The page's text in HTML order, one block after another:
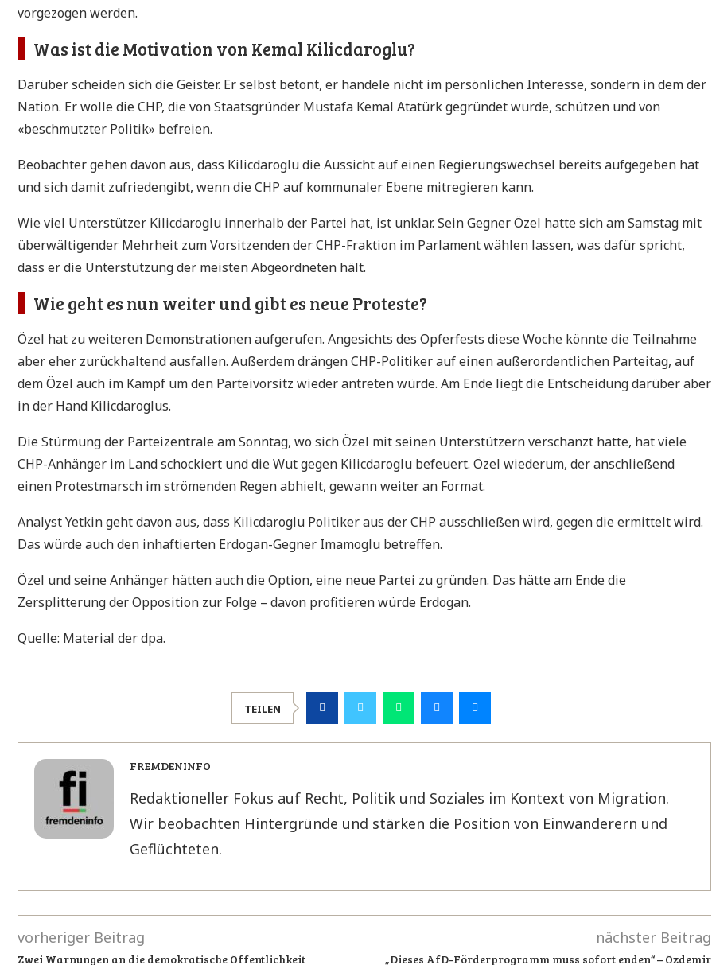
vorgezogen werden.
Was ist die Motivation von Kemal Kilicdaroglu?
Darüber scheiden sich die Geister. Er selbst betont, er handele nicht im persönlichen Interesse, sondern in dem der
Nation. Er wolle die CHP, die von Staatsgründer Mustafa Kemal Atatürk gegründet wurde, schützen und von
«beschmutzter Politik» befreien.
Beobachter gehen davon aus, dass Kilicdaroglu die Aussicht auf einen Regierungswechsel bereits aufgegeben hat
und sich damit zufriedengibt, wenn die CHP auf kommunaler Ebene mitregieren kann.
Wie viel Unterstützer Kilicdaroglu innerhalb der Partei hat, ist unklar. Sein Gegner Özel hatte sich am Samstag mit
überwältigender Mehrheit zum Vorsitzenden der CHP-Fraktion im Parlament wählen lassen, was dafür spricht,
dass er die Unterstützung der meisten Abgeordneten hält.
Wie geht es nun weiter und gibt es neue Proteste?
Özel hat zu weiteren Demonstrationen aufgerufen. Angesichts des Opferfests diese Woche könnte die Teilnahme
aber eher zurückhaltend ausfallen. Außerdem drängen CHP-Politiker auf einen außerordentlichen Parteitag, auf
dem Özel auch im Kampf um den Parteivorsitz wieder antreten würde. Am Ende liegt die Entscheidung darüber aber
in der Hand Kilicdaroglus.
Die Stürmung der Parteizentrale am Sonntag, wo sich Özel mit seinen Unterstützern verschanzt hatte, hat viele
CHP-Anhänger im Land schockiert und die Wut gegen Kilicdaroglu befeuert. Özel wiederum, der anschließend
einen Protestmarsch im strömenden Regen abhielt, gewann weiter an Format.
Analyst Yetkin geht davon aus, dass Kilicdaroglu Politiker aus der CHP ausschließen wird, gegen die ermittelt wird.
Das würde auch den inhaftierten Erdogan-Gegner Imamoglu betreffen.
Özel und seine Anhänger hätten auch die Option, eine neue Partei zu gründen. Das hätte am Ende die
Zersplitterung der Opposition zur Folge – davon profitieren würde Erdogan.
Quelle: Material der dpa.
TEILEN
FREMDENINFO
Redaktioneller Fokus auf Recht, Politik und Soziales im Kontext von Migration.
Wir beobachten Hintergründe und stärken die Position von Einwanderern und
Geflüchteten.
vorheriger Beitrag
Zwei Warnungen an die demokratische Öffentlichkeit
nächster Beitrag
„Dieses AfD-Förderprogramm muss sofort enden“ – Özdemir